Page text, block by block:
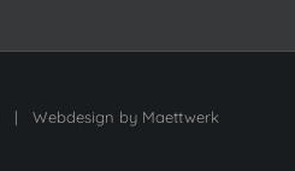
| Webdesign by Maettwerk